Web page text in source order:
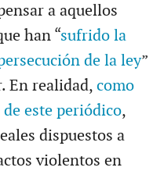
a aquellos
han “sufrido la
de la ley”
En realidad, como
este periódico,
dispuestos a
violentos en